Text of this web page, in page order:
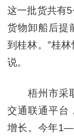
这一批货共有5
货物卸船后提
到桂林。”桂
说。
梧州市采取
交通联通平台
增长。今年